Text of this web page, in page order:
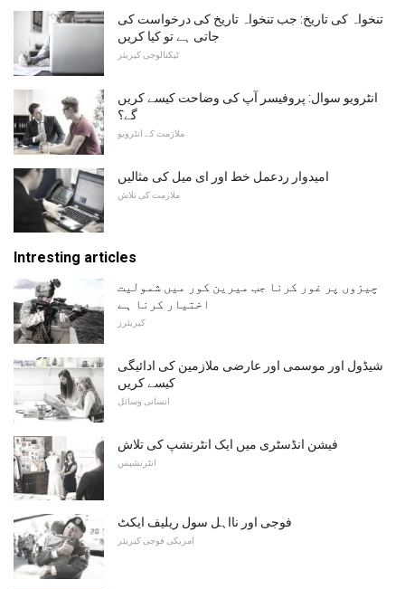
تنخواہ کی تاریخ: جب تنخواہ تاریخ کی درخواست کی
جاتی ہے تو کیا کریں
ٹیکنالوجی کیریئر
انٹرویو سوال: پروفیسر آپ کی وضاحت کیسے کریں
گے؟
ملازمت کے انٹرویو
امیدوار ردعمل خط اور ای میل کی مثالیں
ملازمت کی تلاش
Intresting articles
چیزوں پر غور کرنا جب میرین کور میں شمولیت
اختیار کرنا ہے
کیریئرز
شیڈول اور موسمی اور عارضی ملازمین کی ادائیگی
کیسے کریں
انسانی وسائل
فیشن انڈسٹری میں ایک انٹرنشپ کی تلاش
انٹرنشپس
فوجی اور نااہل سول ریلیف ایکٹ
امریکی فوجی کیریئر